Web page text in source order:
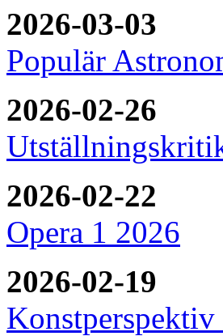
2026-03-03
Populär
2026-02-26
2026-02-22
Opera 1 2026
2026-02-19
Konstperspektiv